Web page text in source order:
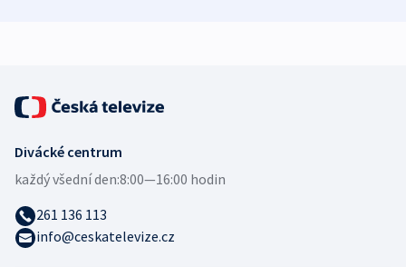
Divácké centrum
každý všední den:8:00—16:00 hodin
261 136 113
info@ceskatelevize.cz